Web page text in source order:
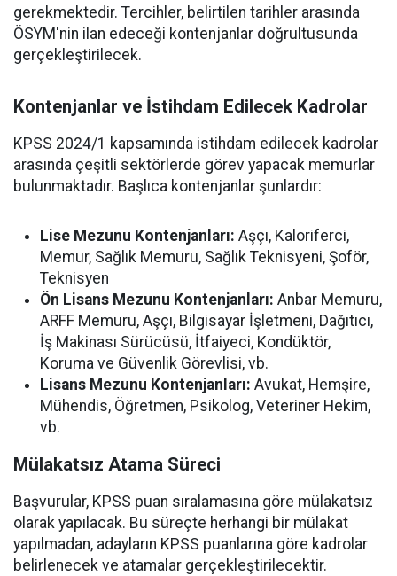
gerekmektedir. Tercihler, belirtilen tarihler arasında
ÖSYM'nin ilan edeceği kontenjanlar doğrultusunda
gerçekleştirilecek.
Kontenjanlar ve İstihdam Edilecek Kadrolar
KPSS 2024/1 kapsamında istihdam edilecek kadrolar
arasında çeşitli sektörlerde görev yapacak memurlar
bulunmaktadır. Başlıca kontenjanlar şunlardır:
Lise Mezunu Kontenjanları: Aşçı, Kaloriferci,
Memur, Sağlık Memuru, Sağlık Teknisyeni, Şoför,
Teknisyen
Ön Lisans Mezunu Kontenjanları: Anbar Memuru,
ARFF Memuru, Aşçı, Bilgisayar İşletmeni, Dağıtıcı,
İş Makinası Sürücüsü, İtfaiyeci, Kondüktör,
Koruma ve Güvenlik Görevlisi, vb.
Lisans Mezunu Kontenjanları: Avukat, Hemşire,
Mühendis, Öğretmen, Psikolog, Veteriner Hekim,
vb.
Mülakatsız Atama Süreci
Başvurular, KPSS puan sıralamasına göre mülakatsız
olarak yapılacak. Bu süreçte herhangi bir mülakat
yapılmadan, adayların KPSS puanlarına göre kadrolar
belirlenecek ve atamalar gerçekleştirilecektir.